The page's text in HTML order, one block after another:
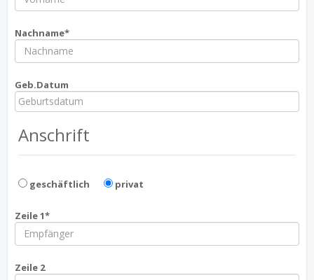
Nachname*
Geb.Datum
Anschrift
geschäftlich privat
Zeile 1*
Zeile 2